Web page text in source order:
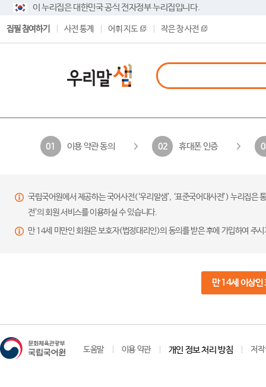
이 누리집은 대한민국 공식 전자정부 누리집입니다.
집필 참여하기 사전 통계 어휘 지도 작은 창 사전
01 이용 약관 동의 02 휴대폰 인증
국립국어원에서 제공하는 국어사전(‘우리말샘’, ‘표준국어대사전’) 누리집
전’의 회원 서비스를 이용하실 수 있습니다.
만 14세 미만인 회원은 보호자(법정대리인)의 동의를 받은 후에 가입하여 주
만 14세 이상인
도움말 이용 약관 개인 정보 처리 방침 저